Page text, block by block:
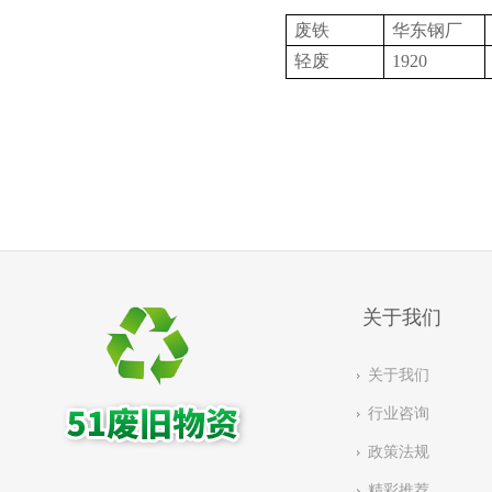
废铁
华东钢厂
轻废
1920
关于我们
关于我们
行业咨询
政策法规